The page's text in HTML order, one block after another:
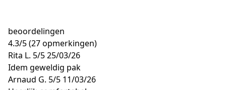
beoordelingen
4.3/5(27 opmerkingen)
Rita L. 5/525/03/26
Idem geweldig pak
Arnaud G. 5/5 11/03/26